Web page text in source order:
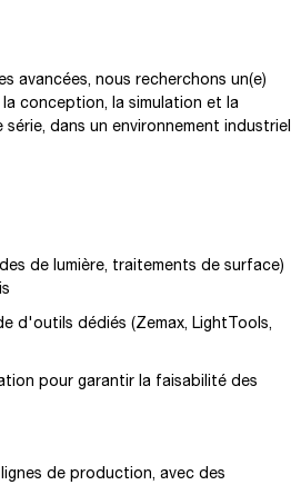
avancées, nous recherchons un(e)
conception, la simulation et la
dans un environnement industriel
de lumière, traitements de surface)
d'outils dédiés (Zemax, LightTools,
pour garantir la faisabilité des
de production, avec des